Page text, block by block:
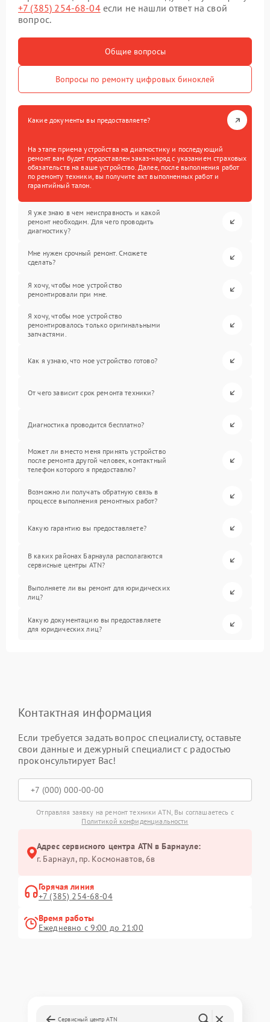
+7 (385) 254-68-04если не нашли ответ на свой
вопрос.
Общие вопросы
Вопросы по ремонту цифровых биноклей
Какие документы вы предоставляете?
На этапе приема устройства на диагностику и последующий
ремонт вам будет предоставлен заказ-наряд с указанием страховых
обязательств на ваше устройство. Далее, после выполнения работ
по ремонту техники, вы получите акт выполненных работ и
гарантийный талон.
Я уже знаю в чем неисправность и какой
ремонт необходим. Для чего проводить
диагностику?
Мне нужен срочный ремонт. Сможете
сделать?
Я хочу, чтобы мое устройство
ремонтировали при мне.
Я хочу, чтобы мое устройство
ремонтировалось только оригинальными
запчастями.
Как я узнаю, что мое устройство готово?
От чего зависит срок ремонта техники?
Диагностика проводится бесплатно?
Может ли вместо меня принять устройство
после ремонта другой человек, контактный
телефон которого я предоставлю?
Возможно ли получать обратную связь в
процессе выполнения ремонтных работ?
Какую гарантию вы предоставляете?
В каких районах Барнаула располагаются
сервисные центры ATN?
Выполняете ли вы ремонт для юридических
лиц?
Какую документацию вы предоставляете
для юридических лиц?
Контактная информация
Если требуется задать вопрос специалисту, оставьте
свои данные и дежурный специалист с радостью
проконсультирует Вас!
Отправляя заявку на ремонт техники ATN, Вы соглашаетесь с
Политикой конфиденциальности
Адрес сервисного центра ATN в Барнауле:
г. Барнаул, ​пр. Космонавтов, 6в
Горячая линия
+7 (385) 254-68-04
Время работы
Ежедневно с 9:00 до 21:00
Сервисный центр ATN